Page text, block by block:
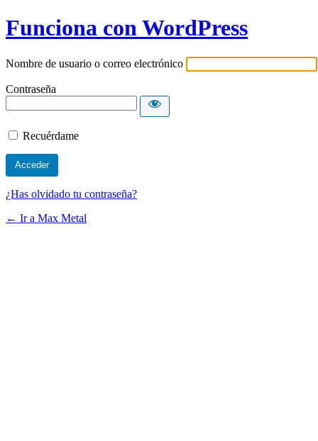
Funciona con WordPress
Nombre de usuario o correo electrónico
Contraseña
Recuérdame
¿Has olvidado tu contraseña?
← Ir a Max Metal